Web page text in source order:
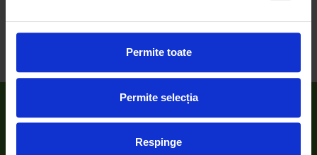
Permite toate
Permite selecția
Respinge
Romtelecom sustine din nou Let’s Do It, Romania! Rezultate preliminare – peste 250 000 de romani au iesit la curatenie nationala